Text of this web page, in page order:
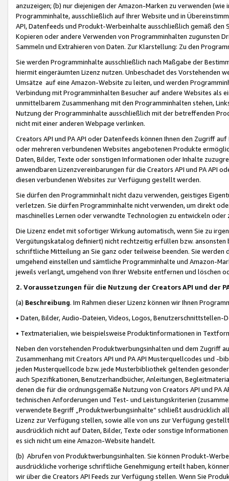
anzuzeigen; (b) nur diejenigen der Amazon-Marken zu verwenden
Programminhalte, ausschließlich auf Ihrer Website und in
API, Datenfeeds und Produkt-Werbeinhalte ausschließlich gemäß
Kopieren oder andere Verwenden von Programminhalten zugunsten
Sammeln und Extrahieren von Daten. Zur Klarstellung: Zu den
Sie werden Programminhalte ausschließlich nach Maßgabe der
hiermit eingeräumten Lizenz nutzen. Unbeschadet des Vorstehenden
Umsätze auf eine Amazon-Website zu leiten, und werden
Verbindung mit Programminhalten Besucher auf andere Websites als
unmittelbarem Zusammenhang mit den Programminhalten stehen,
Nutzung der Programminhalte ausschließlich mit der betreffenden
nicht mit einer anderen Webpage verlinken.
Creators API und PA API oder Datenfeeds können Ihnen den Zugriff
oder mehreren verbundenen Websites angebotenen Produkte
Daten, Bilder, Texte oder sonstigen Informationen oder Inhalte
anwendbaren Lizenzvereinbarungen für die Creators API und PA API
diesen verbundenen Websites zur Verfügung gestellt werden.
Sie dürfen den Programminhalt nicht dazu verwenden, geistiges
verletzen. Sie dürfen Programminhalte nicht verwenden, um direkt
maschinelles Lernen oder verwandte Technologien zu entwickeln
Die Lizenz endet mit sofortiger Wirkung automatisch, wenn Sie zu
Vergütungskatalog definiert) nicht rechtzeitig erfüllen bzw. ansonsten
schriftliche Mitteilung an Sie ganz oder teilweise beenden. Sie werden
umgehend einstellen und sämtliche Programminhalte und Amazon-
jeweils verlangt, umgehend von Ihrer Website entfernen und löschen
2. Voraussetzungen für die Nutzung der Creators API und der
(a) Beschreibung. Im Rahmen dieser Lizenz können wir Ihnen
• Daten, Bilder, Audio-Dateien, Videos, Logos, Benutzerschnittstellen-
• Textmaterialien, wie beispielsweise Produktinformationen in
Neben den vorstehenden Produktwerbungsinhalten und dem Zugriff
Zusammenhang mit Creators API und PA API Musterquellcodes und
jeden Musterquellcode bzw. jede Musterbibliothek geltenden
auch Spezifikationen, Benutzerhandbücher, Anleitungen,
denen die für die ordnungsgemäße Nutzung von Creators API und PA
technischen Anforderungen und Test- und Leistungskriterien
verwendete Begriff „Produktwerbungsinhalte“ schließt ausdrücklich
Lizenz zur Verfügung stellen, sowie alle von uns zur Verfügung
ausdrücklich nicht auf Daten, Bilder, Texte oder sonstige
es sich nicht um eine Amazon-Website handelt.
(b) Abrufen von Produktwerbungsinhalten. Sie können Produkt-
ausdrückliche vorherige schriftliche Genehmigung erteilt haben,
wir über die Creators API Feeds zur Verfügung stellen. Wenn Sie